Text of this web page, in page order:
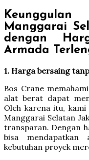
Manggarai
dengan
Armada
1. Harga bersaing
Bos Crane
alat berat dapat
Oleh karena itu,
Manggarai Selatan
transparan. Dengan
bisa mendapatkan
kebutuhan proyek